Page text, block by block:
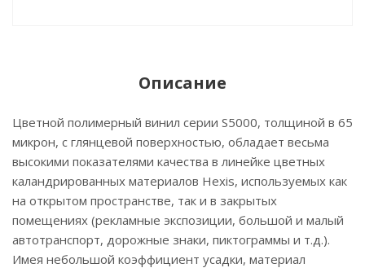
Описание
Цветной полимерный винил серии S5000, толщиной в 65
микрон, с глянцевой поверхностью, обладает весьма
высокими показателями качества в линейке цветных
каландрированных материалов Hexis, используемых как
на открытом пространстве, так и в закрытых
помещениях (рекламные экспозиции, большой и малый
автотранспорт, дорожные знаки, пиктограммы и т.д.).
Имея небольшой коэффициент усадки, материал